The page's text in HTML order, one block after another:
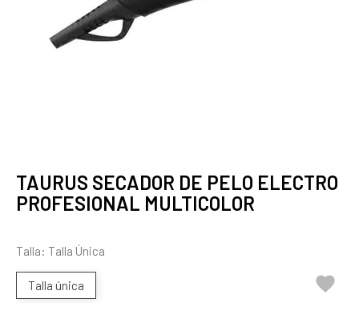
TAURUS SECADOR DE PELO ELECTRO
PROFESIONAL MULTICOLOR
Talla: Talla Única
Talla única 